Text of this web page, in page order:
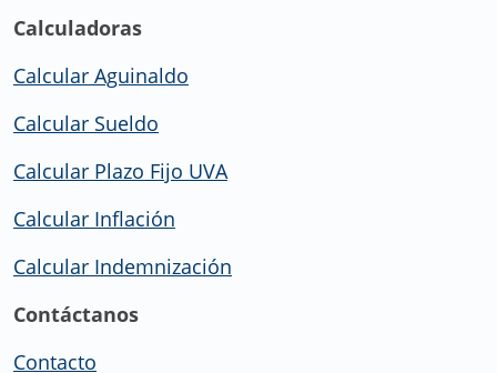
Calculadoras
Calcular Aguinaldo
Calcular Sueldo
Calcular Plazo Fijo UVA
Calcular Inflación
Calcular Indemnización
Contáctanos
Contacto